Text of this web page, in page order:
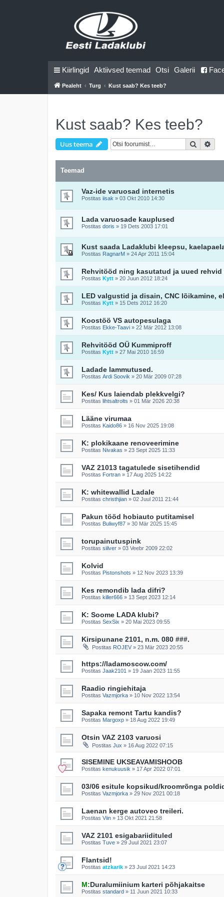
Kiirlingid Aktiivsed teemad Otsi Galerii
Pealeht Turg Kust saab? Kes teeb?
Kust saab? Kes teeb?
Uus teema Otsi
Teemad
Vaz-ide varuosad internetis
Postitas iisak » 03 Okt 2010 14:30
Lada varuosade kauplused
Postitas doris » 19 Dets 2003 17:01
Kust saada Ladaklubi kleepsu,
Postitas RagnarM » 24 Apr 2011 15:04
Rehvitööd ning kasutatud ja uued
Postitas Kytt » 20 Juun 2012 18:24
LED valgustid ja disain, CNC lõikamine,
Postitas Kytt » 15 Dets 2012 16:20
Koostöö VS autopesulaga
Postitas Ekke-Taavi » 22 Mär 2012 13:08
Rehvitööd OÜ Kummiproff
Postitas Kytt » 27 Mai 2010 16:59
Ladade lammutused.
Postitas Ardi Soovik » 20 Mär 2009 07:28
Kes/ Kus laiendab plekkvelgi?
Postitas lihtsaltrolts » 01 Mär 2026 20:38
Lääne virumaa
Postitas Kaido86 » 16 Nov 2025 19:08
K: plokikaane renoveerimine
Postitas Nivakas » 23 Sept 2025 11:33
VAZ 21013 tagatulede sisetihendid
Postitas Fortran » 17 Aug 2025 14:22
K: whitewallid Ladale
Postitas christhjian » 02 Juul 2011 21:44
Pakun tööd hobiauto putitamisel
Postitas Buliwyf87 » 30 Mär 2025 15:45
torupainutuspink
Postitas siilver » 03 Veebr 2009 22:02
Kolvid
Postitas Pistonshots » 12 Nov 2023 13:39
Kes remondib lada difri?
Postitas killer666 » 13 Sept 2023 12:14
K: Soome LADA klubi?
Postitas SexSix » 20 Mai 2023 09:55
Kirsipunane 2101, n.m. 080 ###.
Postitas ROJEV » 23 Mär 2023 20:55
https://ladamoscow.com/
Postitas Jaak2101 » 19 Jaan 2023 11:55
Raadio ringiehitaja
Postitas Vazmjorka » 10 Nov 2022 13:54
Sapaka remont Tartu kandis?
Postitas Margoxp » 18 Aug 2022 19:49
Otsin VAZ 2103 varuosi
Postitas Jux » 16 Aug 2022 07:15
SISEMINE UKSEAVAMISHOOB
Postitas kenukuusik » 17 Apr 2022 07:01
03/06 esitule kopsikud/kroomrõnga
Postitas Vazmjorka » 29 Nov 2021 00:18
Laenan kerge autoveo treileri.
Postitas Viin » 13 Okt 2021 21:58
VAZ 2101 esigabariidituled
Postitas Tuve » 29 Juul 2021 23:07
Flantsid!
Postitas atzkarik » 23 Juul 2021 14:23
M:Duralumiinium karteri põhjakaitse
Postitas standard » 11 Juun 2021 10:33